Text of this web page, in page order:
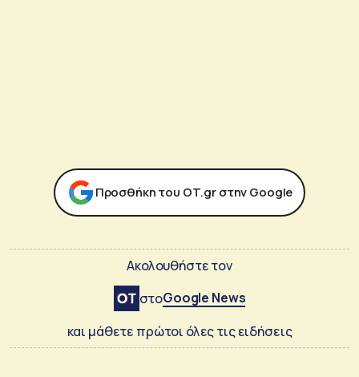
Προσθήκη του ΟΤ.gr στην Google
Ακολουθήστε τον
στοGoogle News
και μάθετε πρώτοι όλες τις ειδήσεις